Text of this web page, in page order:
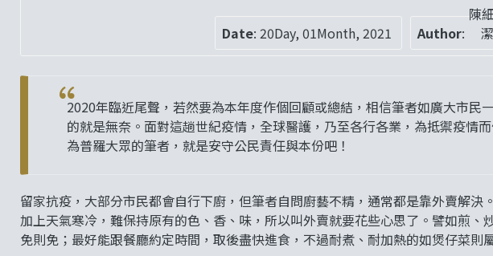
Date:20Day, 01Month, 2021 Author:
陳
2020年臨近尾聲，若然要為本年度作個回顧或總結，相信筆者如廣大市民
的就是無奈。面對這趟世紀疫情，全球醫護，乃至各行各業，為抵禦疫情
為普羅大眾的筆者，就是安守公民責任與本份吧！
留家抗疫，大部分市民都會自行下廚，但筆者自問廚藝不精，通常都是靠外賣解決
加上天氣寒冷，難保持原有的色、香、味，所以叫外賣就要花些心思了。譬如煎、
免則免；最好能跟餐廳約定時間，取後盡快進食，不過耐煮、耐加熱的如煲仔菜則